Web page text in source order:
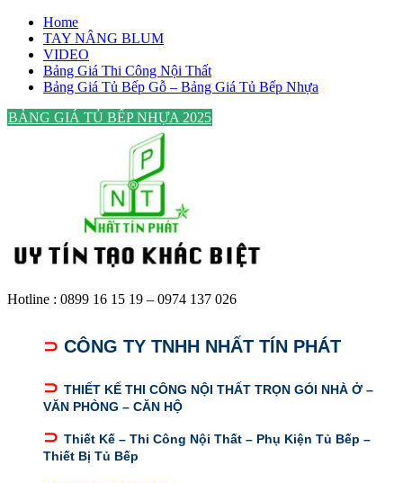
Skip
content
Home
TAY NÂNG BLUM
VIDEO
Bảng Giá Thi Công Nội Thất
Bảng Giá Tủ Bếp Gỗ – Bảng Giá Tủ Bếp Nhựa
BẢNG GIÁ TỦ BẾP NHỰA 2025
Hotline : 0899 16 15 19 – 0974 137 026
⊃ CÔNG TY TNHH NHẤT TÍN PHÁT
⊃ THIẾT KẾ THI CÔNG NỘI THẤT TRỌN GÓI NHÀ Ở –
VĂN PHÒNG – CĂN HỘ
⊃ Thiết Kế – Thi Công Nội Thất – Phụ Kiện Tủ Bếp –
Thiết Bị Tủ Bếp